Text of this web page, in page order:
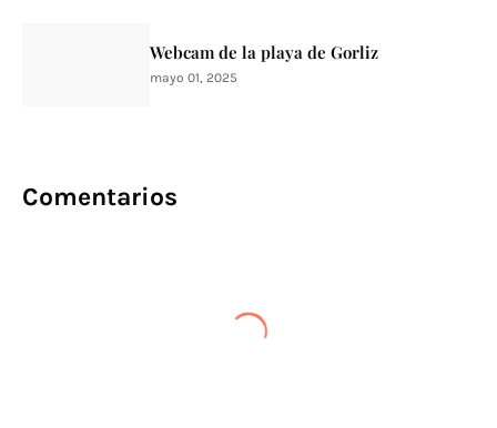
Webcam de la playa de Gorliz
mayo 01, 2025
Comentarios